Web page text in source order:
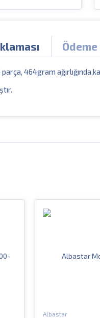
464gram
Albastar